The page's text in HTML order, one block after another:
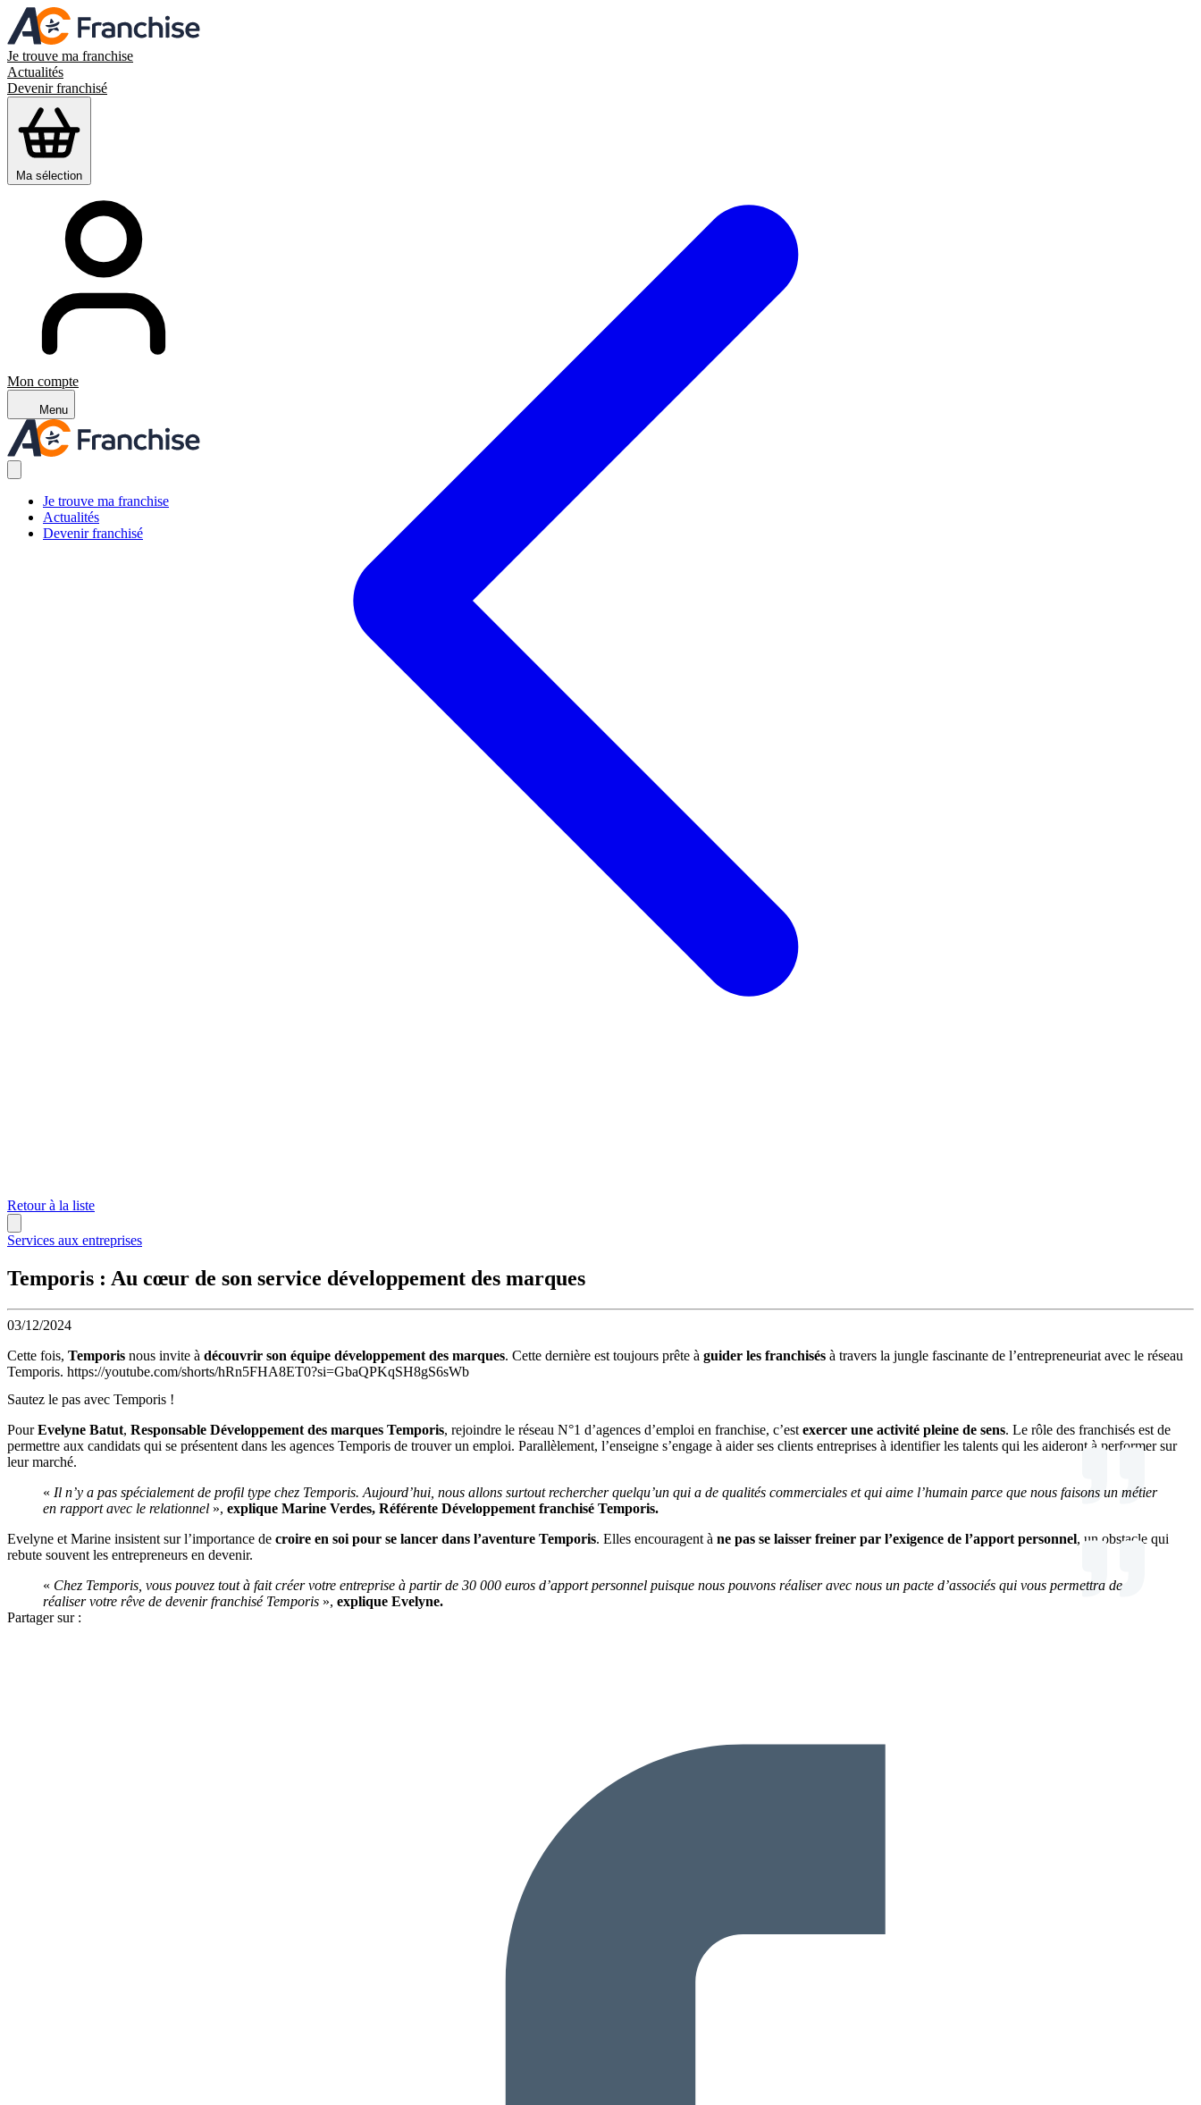
Je trouve ma franchise
Actualités
Devenir franchisé
Ma sélection
Mon compte
Menu
Je trouve ma franchise
Actualités
Devenir franchisé
Retour à la liste
Services aux entreprises
Temporis : Au cœur de son service développement des marques
03/12/2024
Cette fois, Temporis nous invite à découvrir son équipe développement des marques. Cette dernière est toujours prête à guider les franchisés à travers la jungle fascinante de l’entrepreneuriat avec le réseau
Temporis. https://youtube.com/shorts/hRn5FHA8ET0?si=GbaQPKqSH8gS6sWb
Sautez le pas avec Temporis !
PourEvelyne Batut, Responsable Développement des marques Temporis, rejoindre le réseau N°1 d’agences d’emploi en franchise, c’est exercer une activité pleine de sens. Le rôle des franchisés est de
permettre aux candidats qui se présentent dans les agences Temporis de trouver un emploi. Parallèlement, l’enseigne s’engage à aider ses clients entreprises à identifier les talents qui les aideront à performer sur
leur marché.
« Il n’y a pas spécialement de profil type chez Temporis. Aujourd’hui, nous allons surtout rechercher quelqu’un qui a de qualités commerciales et qui aime l’humain parce que nous faisons un métier
en rapport avec le relationnel », explique Marine Verdes, Référente Développement franchisé Temporis.
Evelyne et Marine insistent sur l’importance de croire en soi pour se lancer dans l’aventure Temporis. Elles encouragent à ne pas se laisser freiner par l’exigence de l’apport personnel, un obstacle qui
rebute souvent les entrepreneurs en devenir.
« Chez Temporis, vous pouvez tout à fait créer votre entreprise à partir de 30 000 euros d’apport personnel puisque nous pouvons réaliser avec nous un pacte d’associés qui vous permettra de
réaliser votre rêve de devenir franchisé Temporis », explique Evelyne.
Partager sur :